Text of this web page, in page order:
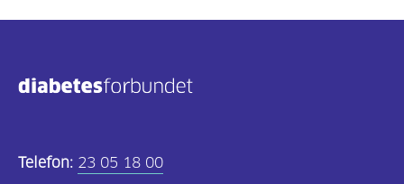
Telefon: 23 05 18 00